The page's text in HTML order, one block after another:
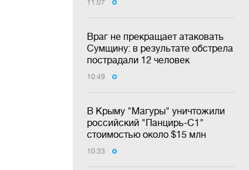
11:07
Враг не прекращает атаковать
Сумщину: в результате обстрела
пострадали 12 человек
10:49
В Крыму "Магуры" уничтожили
российский "Панцирь-С1"
стоимостью около $15 млн
10:33